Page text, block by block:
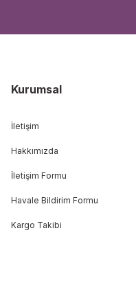
Kurumsal
İletişim
Hakkımızda
İletişim Formu
Havale Bildirim Formu
Kargo Takibi